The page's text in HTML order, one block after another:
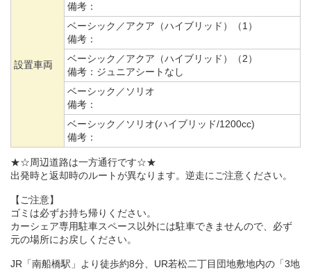
設置車両
備考：
ベーシック／アクア（ハイブリッド）（1）
備考：
ベーシック／アクア（ハイブリッド）（2）
備考： ジュニアシートなし
ベーシック／ソリオ
備考：
ベーシック／ソリオ(ハイブリッド/1200cc)
備考：
★☆周辺道路は一方通行です☆★
出発時と返却時のルートが異なります。逆走にご注意ください。
【ご注意】
ゴミは必ずお持ち帰りください。
カーシェア専用駐車スペース以外には駐車できませんので、必ず
元の場所にお戻しください。
JR「南船橋駅」より徒歩約8分、UR若松二丁目団地敷地内の「3地